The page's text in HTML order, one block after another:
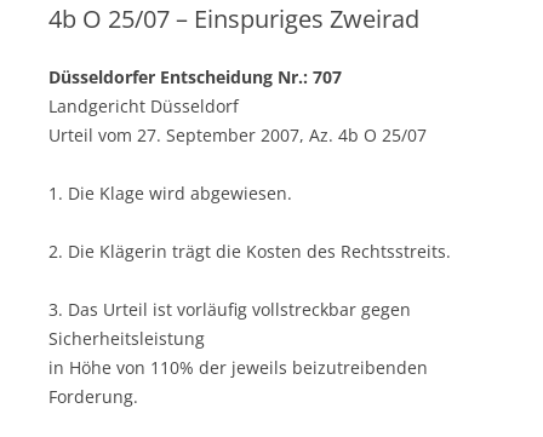
4b O 25/07 – Einspuriges Zweirad
Düsseldorfer Entscheidung Nr.: 707
Landgericht Düsseldorf
Urteil vom 27. September 2007, Az. 4b O 25/07
1. Die Klage wird abgewiesen.
2. Die Klägerin trägt die Kosten des Rechtsstreits.
3. Das Urteil ist vorläufig vollstreckbar gegen
Sicherheitsleistung
in Höhe von 110% der jeweils beizutreibenden
Forderung.